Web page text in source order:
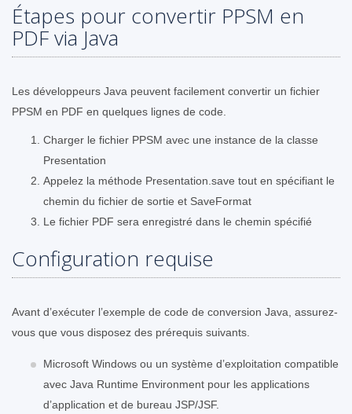
Étapes pour convertir PPSM en
PDF via Java
Les développeurs Java peuvent facilement convertir un fichier
PPSM en PDF en quelques lignes de code.
Charger le fichier PPSM avec une instance de la classe
Presentation
Appelez la méthode Presentation.save tout en spécifiant le
chemin du fichier de sortie et SaveFormat
Le fichier PDF sera enregistré dans le chemin spécifié
Configuration requise
Avant d’exécuter l’exemple de code de conversion Java, assurez-
vous que vous disposez des prérequis suivants.
Microsoft Windows ou un système d’exploitation compatible
avec Java Runtime Environment pour les applications
d’application et de bureau JSP/JSF.